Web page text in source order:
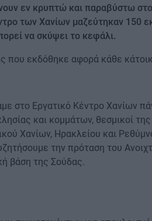
εν κρυπτώ και παραβύστω
των Χανίων μαζεύτηκαν 150
να σκύψει το κεφάλι.
που εκδόθηκε αφορά κάθε
στο Εργατικό Κέντρο Χανίων
και κομμάτων, θεσμικοί
Χανίων, Ηρακλείου και
την πρόταση του
βάση της Σούδας.